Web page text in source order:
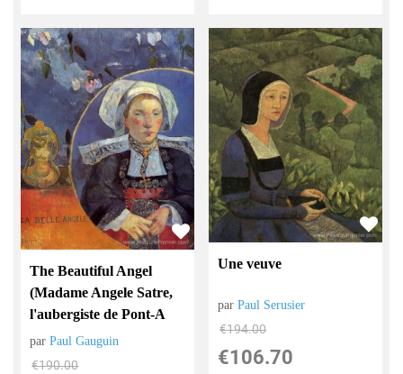
The Beautiful Angel
(Madame Angele Satre,
l'aubergiste de Pont-A
parPaul Gauguin
€190.00
Une veuve
parPaul Serusier
€194.00
€106.70